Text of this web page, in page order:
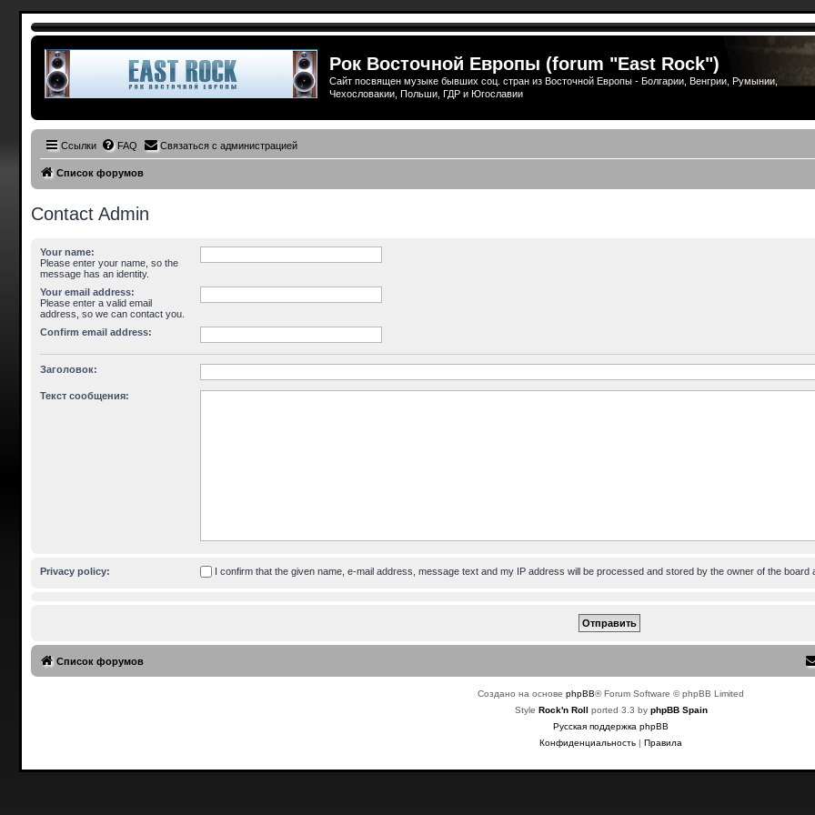
Рок Восточной Европы (forum "East Rock")
Сайт посвящен музыке бывших соц. стран из Восточной Европы - Болгарии, Венгрии, Румынии,
Чехословакии, Польши, ГДР и Югославии
Ссылки FAQ Связаться с администрацией
Список форумов
Contact Admin
Your name:
Please enter your name, so the
message has an identity.
Your email address:
Please enter a valid email
address, so we can contact you.
Confirm email address:
Заголовок:
Текст сообщения:
Privacy policy: I confirm that the given name, e-mail address, message text and my IP address will be processed and stored by the owner of the board
Список форумов
Создано на основеphpBB® Forum Software © phpBB Limited
Style Rock'n Roll ported 3.3 by phpBB Spain
Русская поддержка phpBB
Конфиденциальность |Правила